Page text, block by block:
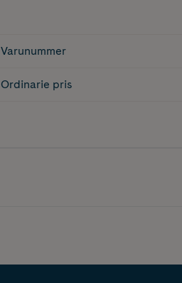
Varunummer
Ordinarie pris